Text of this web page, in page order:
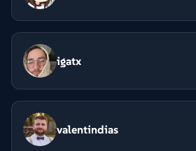
igatx
valentindias